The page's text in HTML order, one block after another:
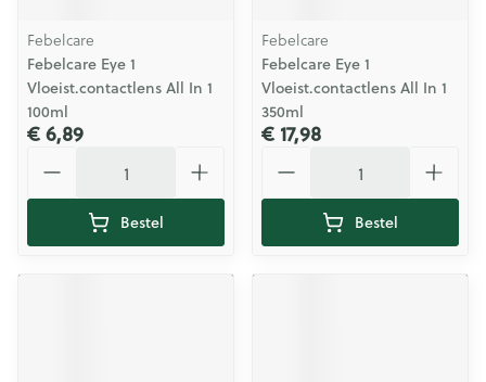
Febelcare
Febelcare Eye 1
Vloeist.contactlens All In 1
100ml
€ 6,89
Bestel
Febelcare
Febelcare Eye 1
Vloeist.contactlens All In 1
350ml
€ 17,98
Bestel